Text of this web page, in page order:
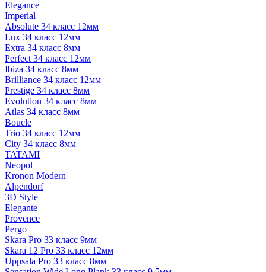
Elegance
Imperial
Absolute 34 класс 12мм
Lux 34 класс 12мм
Extra 34 класс 8мм
Perfect 34 класс 12мм
Ibiza 34 класс 8мм
Brilliance 34 класс 12мм
Prestige 34 класс 8мм
Evolution 34 класс 8мм
Atlas 34 класс 8мм
Boucle
Trio 34 класс 12мм
City 34 класс 8мм
TATAMI
Neopol
Kronon Modern
Alpendorf
3D Style
Elegante
Provence
Pergo
Skara Pro 33 класс 9мм
Skara 12 Pro 33 класс 12мм
Uppsala Pro 33 класс 8мм